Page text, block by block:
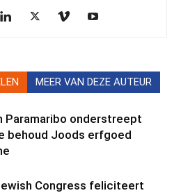
MEER VAN DEZE AUTEUR
Paramaribo onderstreept
behoud Joods erfgoed
Congress feliciteert